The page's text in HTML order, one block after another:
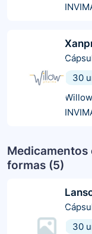
30
formas (5)
30